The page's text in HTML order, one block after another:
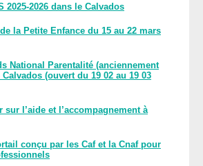
2025-2026 dans le Calvados
la Petite Enfance du 15 au 22 mars
National Parentalité (anciennement
(ouvert du 19 02 au 19 03
sur l’aide et l’accompagnement à
conçu par les Caf et la Cnaf pour